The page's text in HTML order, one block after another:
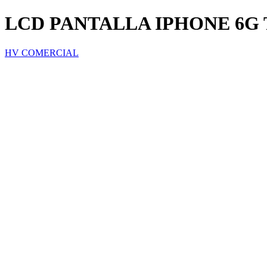
LCD PANTALLA IPHONE 6G
HV COMERCIAL